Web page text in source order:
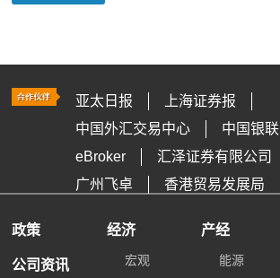
亚太日报
上海证券报
中国外汇交易中心
中国银联
eBroker
汇泽证券有限公司
广州飞卓
香港贸易发展局
政策
公司资讯
经济
宏观
产经
能源